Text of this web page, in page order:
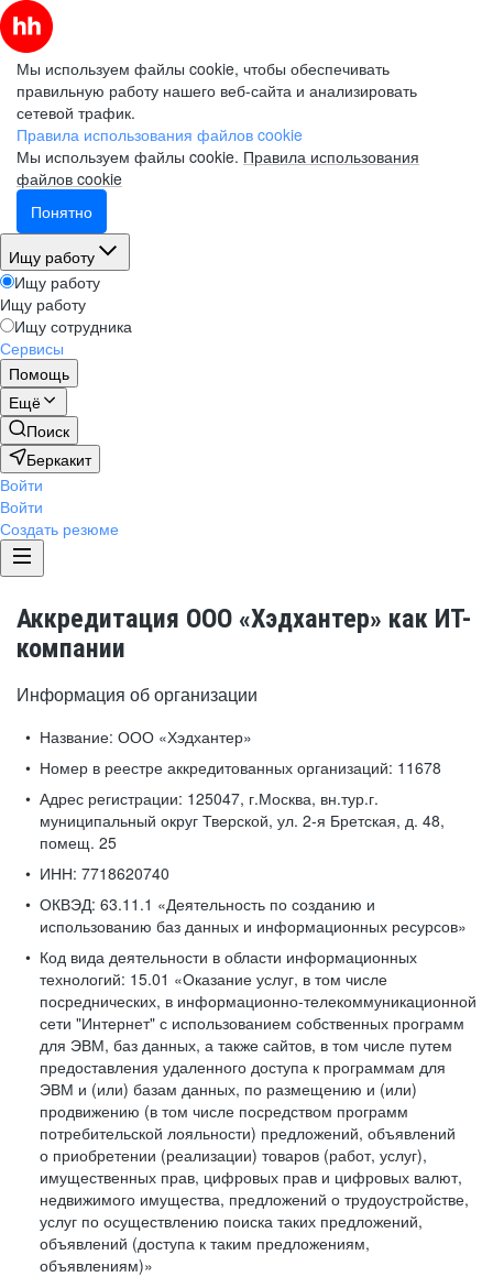
Мы используем файлы cookie, чтобы обеспечивать
правильную работу нашего веб-сайта и анализировать
сетевой трафик.
Правила использования файлов cookie
Мы используем файлы cookie. Правила использования
файлов cookie
Понятно
Ищу работу
Ищу работу
Ищу работу
Ищу сотрудника
Сервисы
Помощь
Ещё
Поиск
Беркакит
Войти
Войти
Создать резюме
Аккредитация ООО «Хэдхантер» как ИТ-
компании
Информация об организации
Название: ООО «Хэдхантер»
Номер в реестре аккредитованных организаций: 11678
Адрес регистрации: 125047, г.Москва, вн.тур.г.
муниципальный округ Тверской, ул. 2-я Бретская, д. 48,
помещ. 25
ИНН: 7718620740
ОКВЭД: 63.11.1 «Деятельность по созданию и
использованию баз данных и информационных ресурсов»
Код вида деятельности в области информационных
технологий: 15.01 «Оказание услуг, в том числе
посреднических, в информационно-телекоммуникационной
сети "Интернет" с использованием собственных программ
для ЭВМ, баз данных, а также сайтов, в том числе путем
предоставления удаленного доступа к программам для
ЭВМ и (или) базам данных, по размещению и (или)
продвижению (в том числе посредством программ
потребительской лояльности) предложений, объявлений
о приобретении (реализации) товаров (работ, услуг),
имущественных прав, цифровых прав и цифровых валют,
недвижимого имущества, предложений о трудоустройстве,
услуг по осуществлению поиска таких предложений,
объявлений (доступа к таким предложениям,
объявлениям)»